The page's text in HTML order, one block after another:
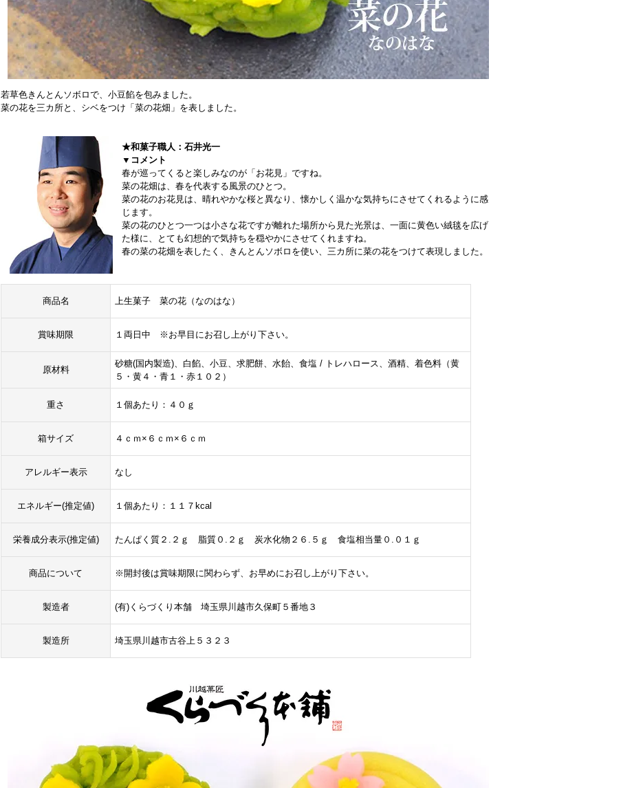
若草色きんとんソボロで、小豆餡を包みました。
菜の花を三カ所と、シベをつけ「菜の花畑」を表しました。
★和菓子職人：石井光一
▼コメント
春が巡ってくると楽しみなのが「お花見」ですね。
菜の花畑は、春を代表する風景のひとつ。
菜の花のお花見は、晴れやかな桜と異なり、懐かしく温かな気持ちにさせてくれるように感
じます。
菜の花のひとつ一つは小さな花ですが離れた場所から見た光景は、一面に黄色い絨毯を広げ
た様に、とても幻想的で気持ちを穏やかにさせてくれますね。
春の菜の花畑を表したく、きんとんソボロを使い、三カ所に菜の花をつけて表現しました。
商品名 上生菓子 菜の花（なのはな）
賞味期限 １両日中 ※お早目にお召し上がり下さい。
原材料
砂糖(国内製造)、白餡、小豆、求肥餅、水飴、食塩 / トレハロース、酒精、着色料（黄
５・黄４・青１・赤１０２）
重さ １個あたり：４０ｇ
箱サイズ ４ｃｍ×６ｃｍ×６ｃｍ
アレルギー表示 なし
エネルギー(推定値) １個あたり：１１７kcal
栄養成分表示(推定値) たんぱく質２.２ｇ 脂質０.２ｇ 炭水化物２６.５ｇ 食塩相当量０.０１ｇ
商品について ※開封後は賞味期限に関わらず、お早めにお召し上がり下さい。
製造者 (有)くらづくり本舗 埼玉県川越市久保町５番地３
製造所 埼玉県川越市古谷上５３２３